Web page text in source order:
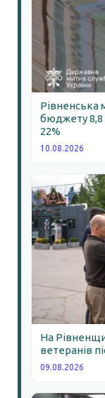
Рівненська
бюджету 8,8
22%
10.08.2026
На
ветеранів
09.08.2026